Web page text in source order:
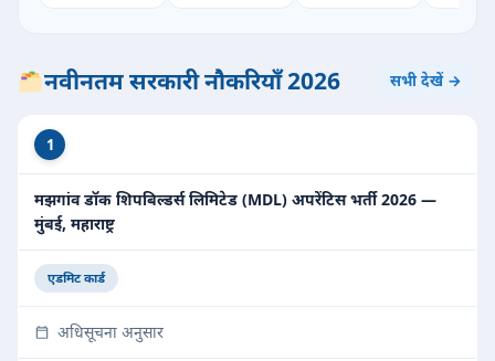
नवीनतम सरकारी नौकरियाँ 2026 सभी देखें →
1
मझगांव डॉक शिपबिल्डर्स लिमिटेड (MDL) अपरेंटिस भर्ती 2026 —
मुंबई, महाराष्ट्र
एडमिट कार्ड
अधिसूचना अनुसार